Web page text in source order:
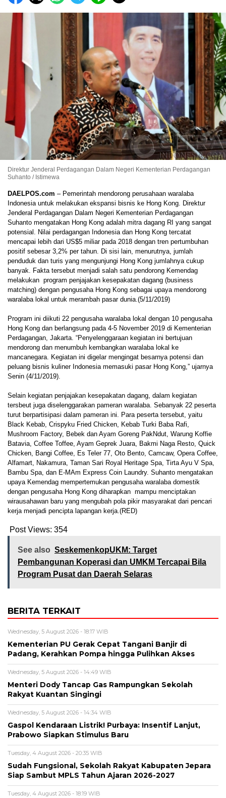
Direktur Jenderal Perdagangan Dalam Negeri Kementerian Perdagangan
Suhanto / Istimewa
DAELPOS.com – Pemerintah mendorong perusahaan waralaba
Indonesia untuk melakukan ekspansi bisnis ke Hong Kong. Direktur
Jenderal Perdagangan Dalam Negeri Kementerian Perdagangan
Suhanto mengatakan Hong Kong adalah mitra dagang RI yang sangat
potensial. Nilai perdagangan Indonesia dan Hong Kong tercatat
mencapai lebih dari US$5 miliar pada 2018 dengan tren pertumbuhan
positif sebesar 3,2% per tahun. Di sisi lain, menurutnya, jumlah
penduduk dan turis yang mengunjungi Hong Kong jumlahnya cukup
banyak. Fakta tersebut menjadi salah satu pendorong Kemendag
melakukan program penjajakan kesepakatan dagang (business
matching) dengan pengusaha Hong Kong sebagai upaya mendorong
waralaba lokal untuk merambah pasar dunia.(5/11/2019)
Program ini diikuti 22 pengusaha waralaba lokal dengan 10 pengusaha
Hong Kong dan berlangsung pada 4-5 November 2019 di Kementerian
Perdagangan, Jakarta. “Penyelenggaraan kegiatan ini bertujuan
mendorong dan menumbuh kembangkan waralaba lokal ke
mancanegara. Kegiatan ini digelar mengingat besarnya potensi dan
peluang bisnis kuliner Indonesia memasuki pasar Hong Kong,” ujarnya
Senin (4/11/2019).
Selain kegiatan penjajakan kesepakatan dagang, dalam kegiatan
tersbeut juga diselenggarakan pameran waralaba. Sebanyak 22 peserta
turut berpartisipasi dalam pameran ini. Para peserta tersebut, yaitu
Black Kebab, Crispyku Fried Chicken, Kebab Turki Baba Rafi,
Mushroom Factory, Bebek dan Ayam Goreng PakNdut, Warung Koffie
Batavia, Coffee Toffee, Ayam Geprek Juara, Bakmi Naga Resto, Quick
Chicken, Bangi Coffee, Es Teler 77, Oto Bento, Camcaw, Opera Coffee,
Alfamart, Nakamura, Taman Sari Royal Heritage Spa, Tirta Ayu V Spa,
Bambu Spa, dan E-MAm Express Coin Laundry. Suhanto mengatakan
upaya Kemendag mempertemukan pengusaha waralaba domestik
dengan pengusaha Hong Kong diharapkan mampu menciptakan
wirausahawan baru yang mengubah pola pikir masyarakat dari pencari
kerja menjadi pencipta lapangan kerja.(RED)
Post Views: 354
See also SeskemenkopUKM: Target
Pembangunan Koperasi dan UMKM Tercapai Bila
Program Pusat dan Daerah Selaras
BERITA TERKAIT
Wednesday, 5 August 2026 - 18:17 WIB
Kementerian PU Gerak Cepat Tangani Banjir di
Padang, Kerahkan Pompa hingga Pulihkan Akses
Wednesday, 5 August 2026 - 14:49 WIB
Menteri Dody Tancap Gas Rampungkan Sekolah
Rakyat Kuantan Singingi
Wednesday, 5 August 2026 - 14:34 WIB
Gaspol Kendaraan Listrik! Purbaya: Insentif Lanjut,
Prabowo Siapkan Stimulus Baru
Tuesday, 4 August 2026 - 20:35 WIB
Sudah Fungsional, Sekolah Rakyat Kabupaten Jepara
Siap Sambut MPLS Tahun Ajaran 2026-2027
Tuesday, 4 August 2026 - 18:19 WIB